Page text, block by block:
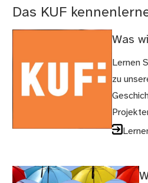
Das KUF
Was
Lernen
zu